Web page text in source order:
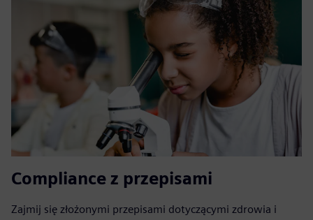
Compliance z przepisami
Zajmij się złożonymi przepisami dotyczącymi zdrowia i